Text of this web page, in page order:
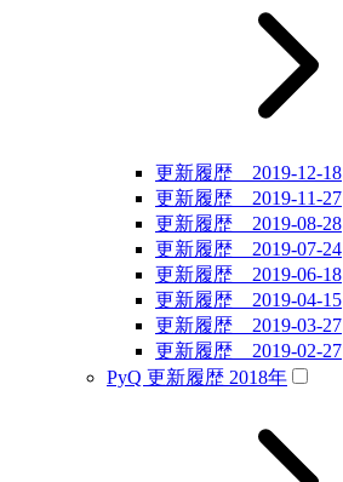
更新履歴 2019-12-18
更新履歴 2019-11-27
更新履歴 2019-08-28
更新履歴 2019-07-24
更新履歴 2019-06-18
更新履歴 2019-04-15
更新履歴 2019-03-27
更新履歴 2019-02-27
PyQ 更新履歴 2018年